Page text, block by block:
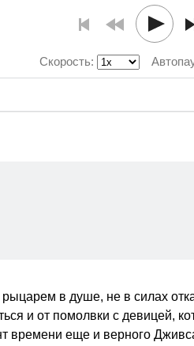
Скорость:
в душе, не в силах
и от помолвки с девицей,
времени еще и верного